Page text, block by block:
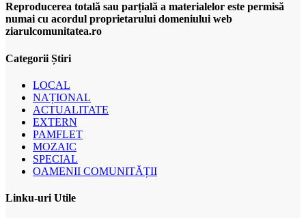
Reproducerea totală sau parțială a materialelor este permisă
numai cu acordul proprietarului domeniului web
ziarulcomunitatea.ro
Categorii Știri
LOCAL
NAȚIONAL
ACTUALITATE
EXTERN
PAMFLET
MOZAIC
SPECIAL
OAMENII COMUNITĂȚII
Linku-uri Utile